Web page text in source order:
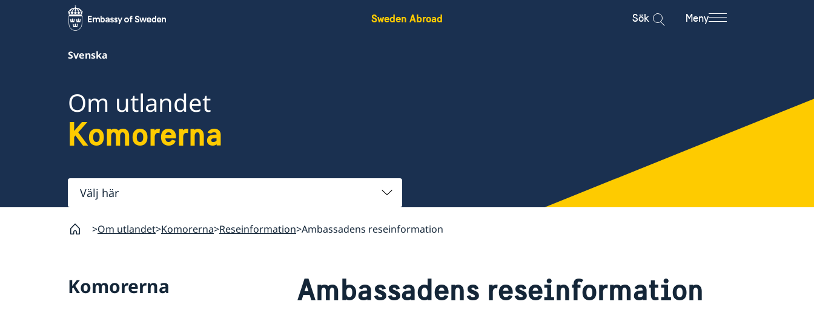
Sweden Abroad Sök Meny
Svenska
Om utlandet
Komorerna
Välj
här
Om utlandet Komorerna Reseinformation Ambassadens reseinformation
Komorerna Ambassadens reseinformation